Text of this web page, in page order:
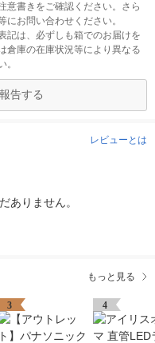
意書きをご確認ください。さら
お問い合わせください。
記は、必ずしも箱でのお届けを
倉庫の在庫状況等により異なる
。
告する
レビューとは
ありません。
もっと見る
3 4